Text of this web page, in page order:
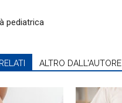
pediatrica
ALTRO DALL'AUTORE